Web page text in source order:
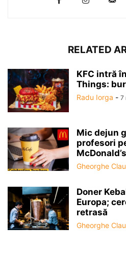
RELATED
KFC intră
Things:
Radu Iorga - 7
Mic dejun
profesori
McDonald’s
Gheorghe
Doner
Europa;
retrasă
Gheorghe